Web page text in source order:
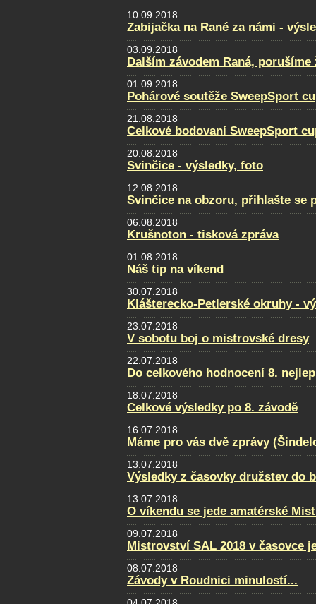
10.09.2018
Zabijačka na Rané za námi -
03.09.2018
Dalším závodem Raná,
01.09.2018
Pohárové soutěže SweepSport
21.08.2018
Celkové bodovaní SweepSport
20.08.2018
Svinčice - výsledky, foto
12.08.2018
Svinčice na obzoru, přihlašte se
06.08.2018
Krušnoton - tisková zpráva
01.08.2018
Náš tip na víkend
30.07.2018
Klášterecko-Petlerské okruhy -
23.07.2018
V sobotu boj o mistrovské dresy
22.07.2018
Do celkového hodnocení 8.
18.07.2018
Celkové výsledky po 8. závodě
16.07.2018
Máme pro vás dvě zprávy
13.07.2018
Výsledky z časovky družstev do
13.07.2018
O víkendu se jede amatérské
09.07.2018
Mistrovství SAL 2018 v časovce
08.07.2018
Závody v Roudnici minulostí...